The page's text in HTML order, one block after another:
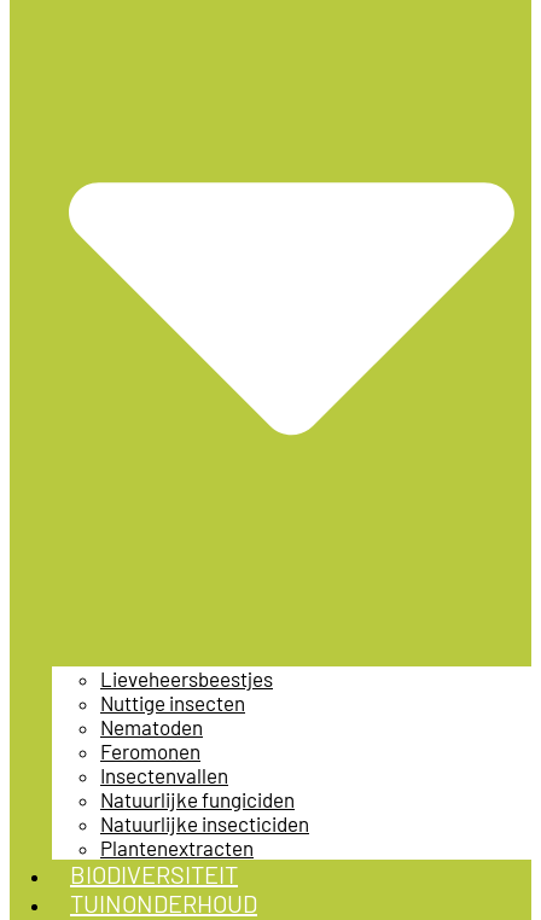
Lieveheersbeestjes
Nuttige insecten
Nematoden
Feromonen
Insectenvallen
Natuurlijke fungiciden
Natuurlijke insecticiden
Plantenextracten
BIODIVERSITEIT
TUINONDERHOUD